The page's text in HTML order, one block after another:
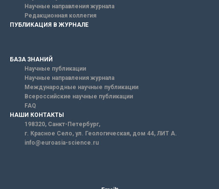
Научные направления журнала
Редакционная коллегия
ПУБЛИКАЦИЯ В ЖУРНАЛЕ
БАЗА ЗНАНИЙ
Научные публикации
Научные направления журнала
Международные научные публикации
Всероссийские научные публикации
FAQ
НАШИ КОНТАКТЫ
198320, Санкт-Петербург,
г. Красное Село, ул. Геологическая, дом 44, ЛИТ А.
info@euroasia-science.ru